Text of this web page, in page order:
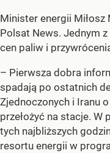
Minister energii
Polsat News. Jednym
cen paliw i
– Pierwsza dobra
spadają po ostatnich
Zjednoczonych i Iranu
przełożyć na stacje.
tych najbliższych
resortu energii w